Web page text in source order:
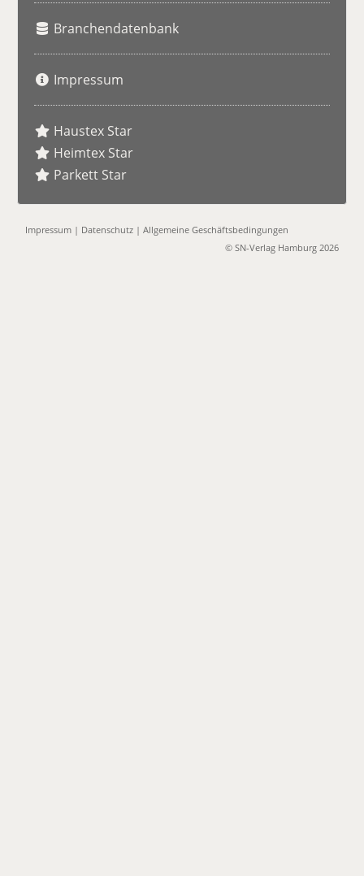
Branchendatenbank
Impressum
Haustex Star
Heimtex Star
Parkett Star
Impressum | Datenschutz |Allgemeine Geschäftsbedingungen
© SN-Verlag Hamburg 2026